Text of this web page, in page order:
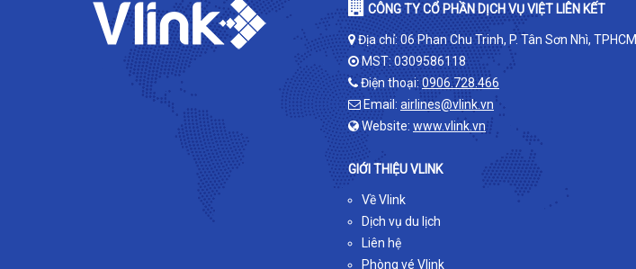
CÔNG TY CỔ PHẦN DỊCH VỤ VIỆT LIÊN KẾT
Địa chỉ: 06 Phan Chu Trinh, P. Tân Sơn Nhì, TPHCM
MST: 0309586118
Điện thoại: 0906.728.466
Email: airlines@vlink.vn
Website: www.vlink.vn
GIỚI THIỆU VLINK
Về Vlink
Dịch vụ du lịch
Liên hệ
Phòng vé Vlink